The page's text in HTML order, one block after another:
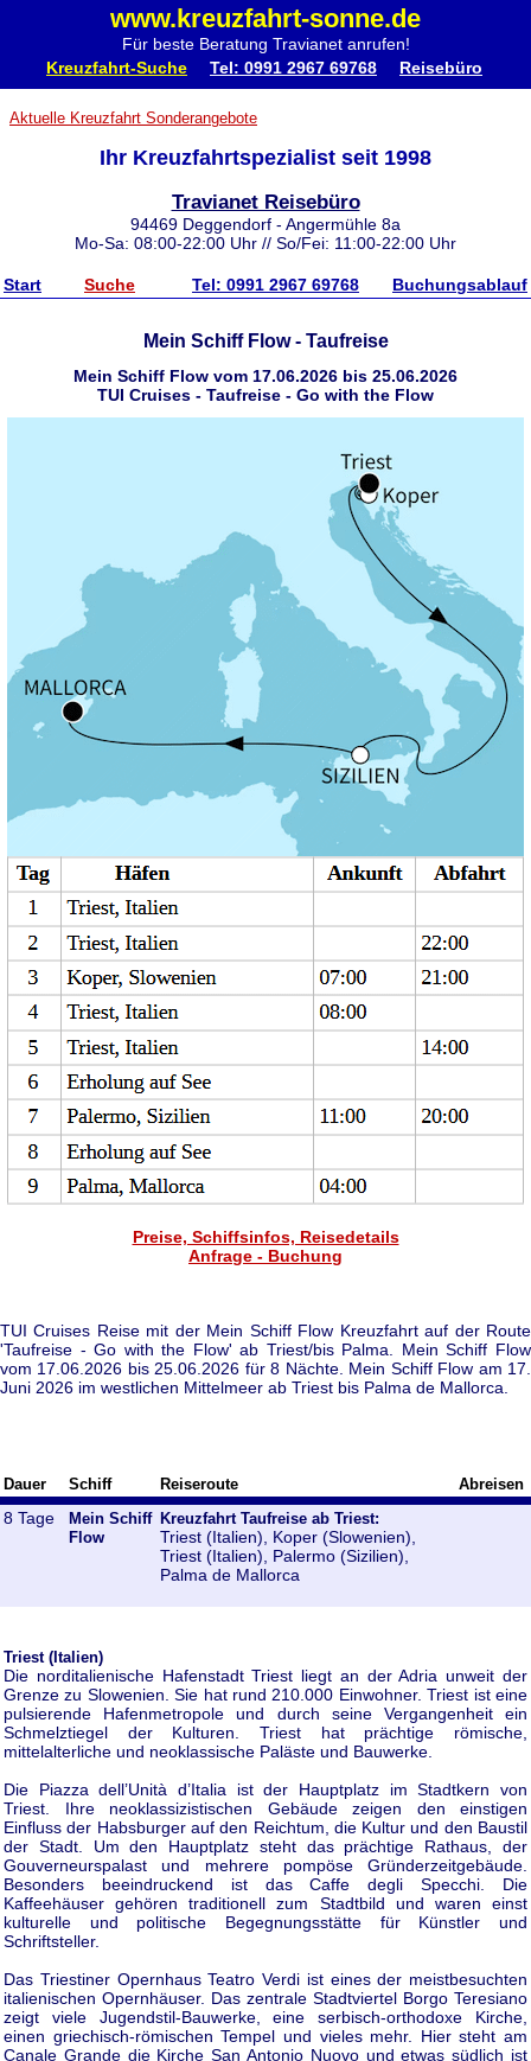
www.kreuzfahrt-sonne.de
Für beste Beratung Travianet anrufen!
Kreuzfahrt-Suche Tel: 0991 2967 69768 Reisebüro
Aktuelle Kreuzfahrt Sonderangebote
Ihr Kreuzfahrtspezialist seit 1998
Travianet Reisebüro
94469 Deggendorf - Angermühle 8a
Mo-Sa: 08:00-22:00 Uhr // So/Fei: 11:00-22:00 Uhr
Start Suche Tel: 0991 2967 69768 Buchungsablauf
Mein Schiff Flow - Taufreise
Mein Schiff Flow vom 17.06.2026 bis 25.06.2026
TUI Cruises - Taufreise - Go with the Flow
Preise, Schiffsinfos, Reisedetails
Anfrage - Buchung
TUI Cruises Reise mit der Mein Schiff Flow Kreuzfahrt auf der Route
'Taufreise - Go with the Flow' ab Triest/bis Palma. Mein Schiff Flow
vom 17.06.2026 bis 25.06.2026 für 8 Nächte. Mein Schiff Flow am 17.
Juni 2026 im westlichen Mittelmeer ab Triest bis Palma de Mallorca.
Dauer Schiff Reiseroute Abreisen
8 Tage
Mein Schiff
Flow
Kreuzfahrt Taufreise ab Triest:
Triest (Italien), Koper (Slowenien),
Triest (Italien), Palermo (Sizilien),
Palma de Mallorca
Triest (Italien)
Die norditalienische Hafenstadt Triest liegt an der Adria unweit der
Grenze zu Slowenien. Sie hat rund 210.000 Einwohner. Triest ist eine
pulsierende Hafenmetropole und durch seine Vergangenheit ein
Schmelztiegel der Kulturen. Triest hat prächtige römische,
mittelalterliche und neoklassische Paläste und Bauwerke.
Die Piazza dell’Unità d’Italia ist der Hauptplatz im Stadtkern von
Triest. Ihre neoklassizistischen Gebäude zeigen den einstigen
Einfluss der Habsburger auf den Reichtum, die Kultur und den Baustil
der Stadt. Um den Hauptplatz steht das prächtige Rathaus, der
Gouverneurspalast und mehrere pompöse Gründerzeitgebäude.
Besonders beeindruckend ist das Caffe degli Specchi. Die
Kaffeehäuser gehören traditionell zum Stadtbild und waren einst
kulturelle und politische Begegnungsstätte für Künstler und
Schriftsteller.
Das Triestiner Opernhaus Teatro Verdi ist eines der meistbesuchten
italienischen Opernhäuser. Das zentrale Stadtviertel Borgo Teresiano
zeigt viele Jugendstil-Bauwerke, eine serbisch-orthodoxe Kirche,
einen griechisch-römischen Tempel und vieles mehr. Hier steht am
Canale Grande die Kirche San Antonio Nuovo und etwas südlich ist